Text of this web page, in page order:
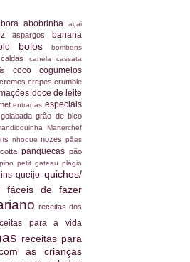
abobrinhaaçai
aspargos banana
bolosbombons
caldas canelacassata
cococogumelos
cremes crepes crumble
doce de leite
entradas especiais
goiabadagrão de bico
Marterchef
nhoquenozespâes
cottapanquecaspão
petit gateauplágio
queijo quiches/
fáceis de fazer
receitas dos
para a vida
receitas para
as crianças